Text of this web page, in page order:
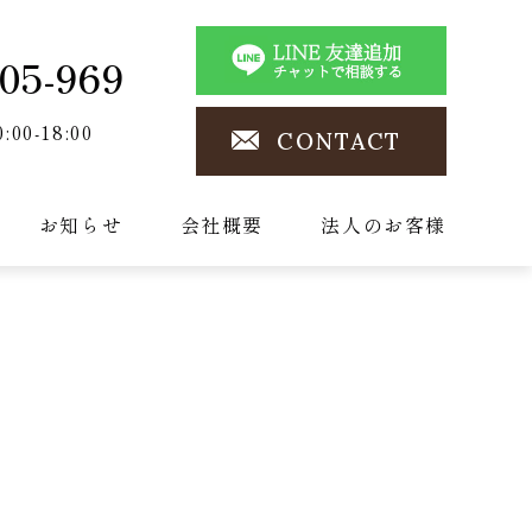
969
18:00 CONTACT
お知らせ 会社概要 法人のお客様